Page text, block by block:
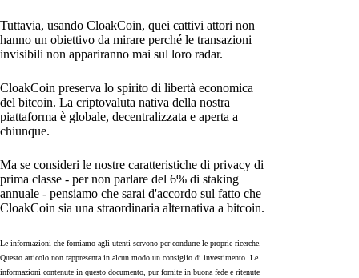
Tuttavia, usando CloakCoin, quei cattivi attori non
hanno un obiettivo da mirare perché le transazioni
invisibili non appariranno mai sul loro radar.
CloakCoin preserva lo spirito di libertà economica
del bitcoin. La criptovaluta nativa della nostra
piattaforma è globale, decentralizzata e aperta a
chiunque.
Ma se consideri le nostre caratteristiche di privacy di
prima classe - per non parlare del 6% di staking
annuale - pensiamo che sarai d'accordo sul fatto che
CloakCoin sia una straordinaria alternativa a bitcoin.
Le informazioni che forniamo agli utenti servono per condurre le proprie ricerche.
Questo articolo non rappresenta in alcun modo un consiglio di investimento. Le
informazioni contenute in questo documento, pur fornite in buona fede e ritenute